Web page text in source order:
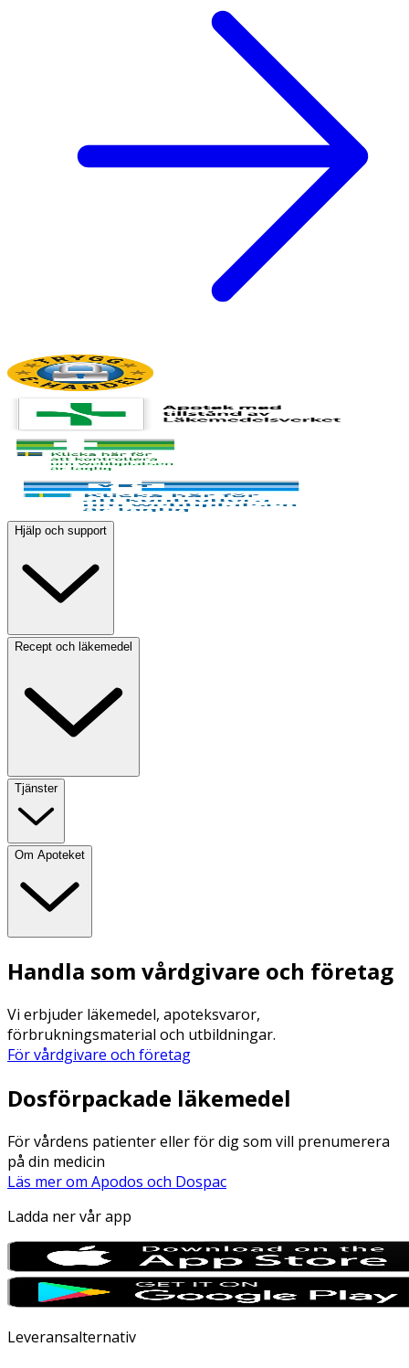
Hjälp och support
Recept och läkemedel
Tjänster
Om Apoteket
Handla som vårdgivare och företag
Vi erbjuder läkemedel, apoteksvaror,
förbrukningsmaterial och utbildningar.
För vårdgivare och företag
Dosförpackade läkemedel
För vårdens patienter eller för dig som vill prenumerera
på din medicin
Läs mer om Apodos och Dospac
Ladda ner vår app
Leveransalternativ